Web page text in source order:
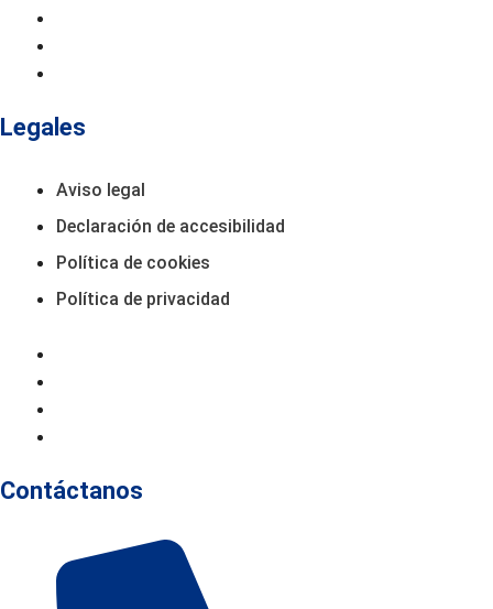
Legales
Aviso legal
Declaración de accesibilidad
Política de cookies
Política de privacidad
Contáctanos